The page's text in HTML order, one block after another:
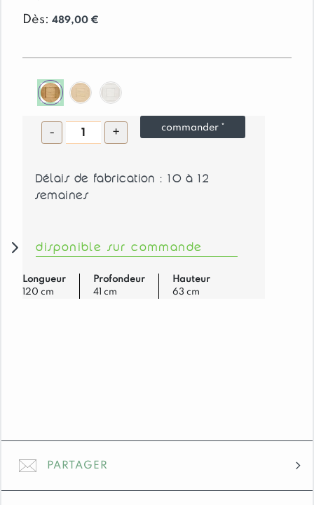
Dès: 489,00 €
Délais de fabrication : 10 à 12
semaines
disponible sur commande
Longueur
120 cm
Profondeur
41 cm
Hauteur
63 cm
-
quantité
de
haut
120
Portes
cm
MORZINE
+ commander *
PARTAGER